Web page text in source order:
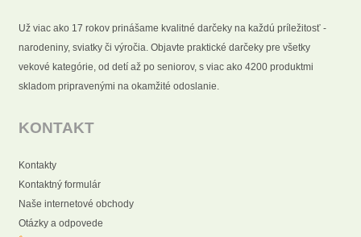
Už viac ako 17 rokov prinášame kvalitné darčeky na každú príležitosť -
narodeniny, sviatky či výročia. Objavte praktické darčeky pre všetky
vekové kategórie, od detí až po seniorov, s viac ako 4200 produktmi
skladom pripravenými na okamžité odoslanie.
KONTAKT
Kontakty
Kontaktný formulár
Naše internetové obchody
Otázky a odpovede